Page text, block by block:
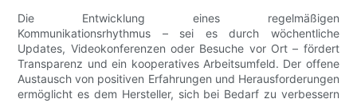
Die Entwicklung eines regelmäßigen
Kommunikationsrhythmus – sei es durch wöchentliche
Updates, Videokonferenzen oder Besuche vor Ort – fördert
Transparenz und ein kooperatives Arbeitsumfeld. Der offene
Austausch von positiven Erfahrungen und Herausforderungen
ermöglicht es dem Hersteller, sich bei Bedarf zu verbessern